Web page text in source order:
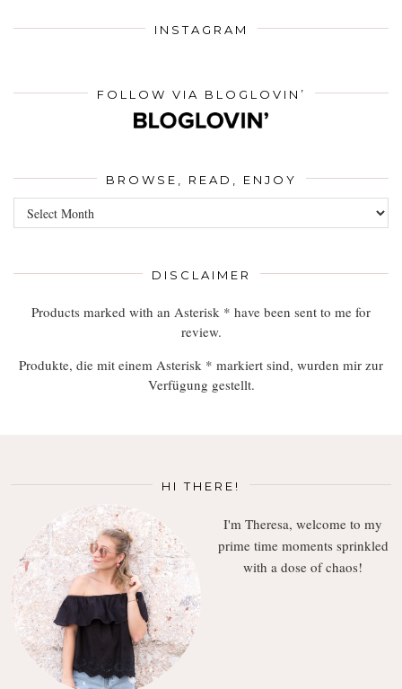
INSTAGRAM
FOLLOW VIA BLOGLOVIN’
BROWSE, READ, ENJOY
Browse,
Read,
DISCLAIMER
Products marked with an Asterisk * have been sent to me for
review.
Produkte, die mit einem Asterisk * markiert sind, wurden mir zur
Verfügung gestellt.
HI THERE!
I'm Theresa, welcome to my
prime time moments sprinkled
with a dose of chaos!